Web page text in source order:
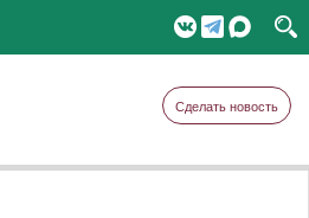
Сделать новость